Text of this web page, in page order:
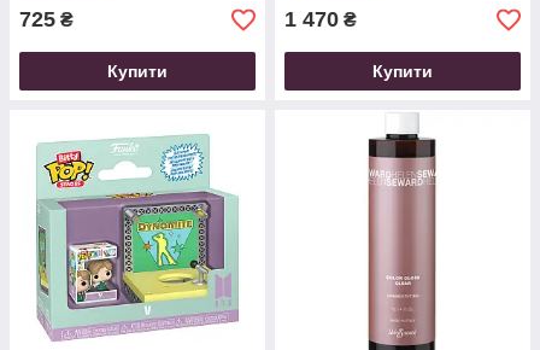
725 ₴
Купити
1 470 ₴
Купити